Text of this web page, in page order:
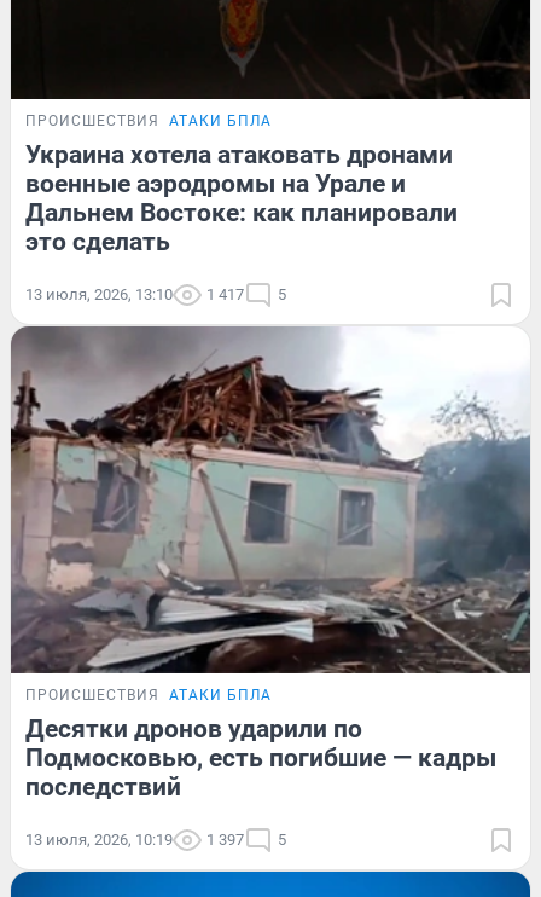
ПРОИСШЕСТВИЯ АТАКИ БПЛА
Украина хотела атаковать дронами
военные аэродромы на Урале и
Дальнем Востоке: как планировали
это сделать
13 июля, 2026, 13:10 1 417 5
ПРОИСШЕСТВИЯ АТАКИ БПЛА
Десятки дронов ударили по
Подмосковью, есть погибшие — кадры
последствий
13 июля, 2026, 10:19 1 397 5